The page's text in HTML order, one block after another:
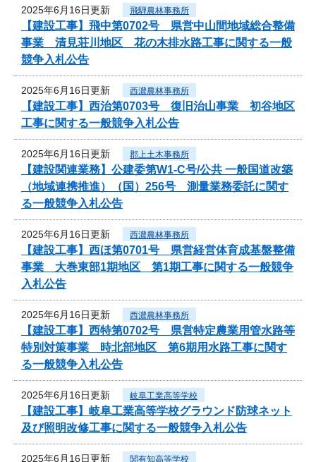
2025年6月16日更新 飛騨農林事務所
【建設工事】飛中第0702号 県営中山間地域総合整備
事業 清見荘川地区 花の木排水路工事に関する一般
競争入札公告
2025年6月16日更新 西濃農林事務所
【建設工事】西治第0703号 復旧治山事業 初谷地区
工事に関する一般競争入札公告
2025年6月16日更新 郡上土木事務所
【建設関連業務】公建委第W1-C号/公共 一般国道改築
（地域連携推進）（国）256号 測量業務委託に関す
る一般競争入札公告
2025年6月16日更新 西濃農林事務所
【建設工事】西ほ第0701号 県営経営体育成基盤整備
事業 大巻東部1期地区 第1期工事に関する一般競争
入札公告
2025年6月16日更新 西濃農林事務所
【建設工事】西特第0702号 県営特定農業用管水路等
特別対策事業 時北部地区 第6期用水路工事に関す
る一般競争入札公告
2025年6月16日更新 岐阜工業高等学校
【建設工事】岐阜工業高等学校グラウンド防球ネット
及び照明改修工事に関する一般競争入札公告
2025年6月16日更新 関有知高等学校